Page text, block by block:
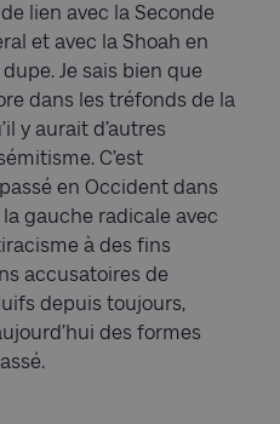
lien avec la Seconde
et avec la Shoah en
Je sais bien que
dans les tréfonds de la
y aurait d’autres
C’est
en Occident dans
gauche radicale avec
à des fins
accusatoires de
depuis toujours,
des formes